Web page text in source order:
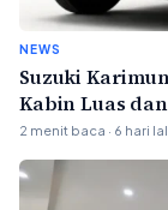
NEWS
Suzuki
Kabin Luas
2 menit baca · 6 hari